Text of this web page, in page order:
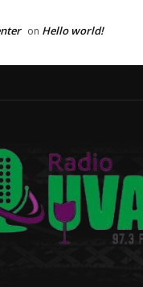
on Hello world!